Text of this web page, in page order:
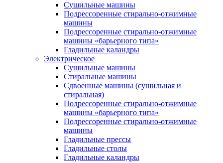
Cушильные машины
Подрессоренные стирально-отжимные
машины
Подрессоренные стирально-отжимные
машины «барьерного типа»
Гладильные каландры
Электрическое
Сушильные машины
Стиральные машины
Сдвоенные машины (сушильная и
стиральная)
Подрессоренные стирально-отжимные
машины «барьерного типа»
Подрессоренные стирально-отжимные
машины
Гладильные прессы
Гладильные столы
Гладильные каландры